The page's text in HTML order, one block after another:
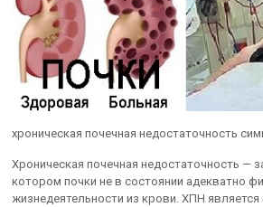
хроническая почечная недостаточность
Хроническая почечная недостаточность —
котором почки не в состоянии адекватно
жизнедеятельности из крови. ХПН